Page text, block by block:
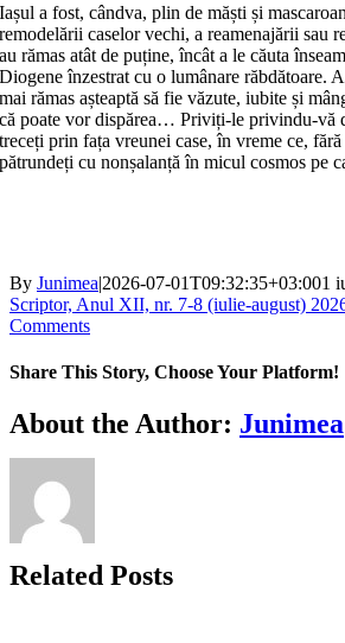
Iașul a fost, cândva, plin de măști și
remodelării caselor vechi, a reamenajării sau
au rămas atât de puține, încât a le căuta
Diogene înzestrat cu o lumânare răbdătoare.
mai rămas așteaptă să fie văzute, iubite și
că poate vor dispărea… Priviți-le privindu-vă
treceți prin fața vreunei case, în vreme ce,
pătrundeți cu nonșalanță în micul cosmos pe
By Junimea|2026-07-01T09:32:35+03:001
Scriptor, Anul XII, nr. 7-8 (iulie-august)
Comments
Share This Story, Choose Your Platform!
Facebook
X
Bluesky
Reddit
LinkedIn
WhatsApp
Telegram
Tumblr
Xing
Email
Copy
Link
About the Author: Junimea
Related Posts